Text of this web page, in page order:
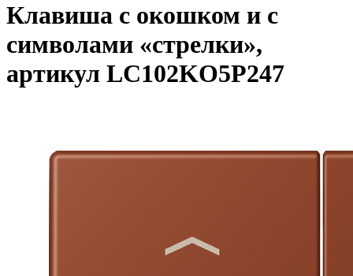
Клавиша с окошком и с
символами «стрелки»,
артикул LC102KO5P247